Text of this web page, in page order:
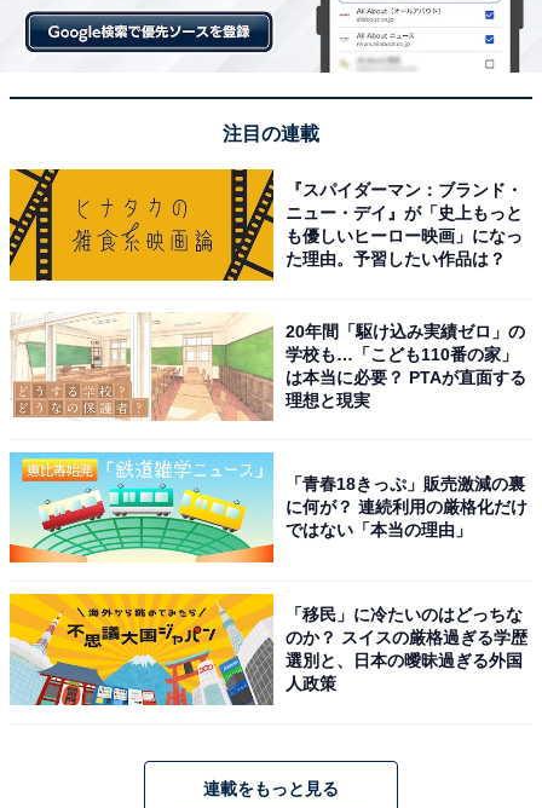
は、2016年10月7日から11月30日にかけて実施され、国
その中から大賞に選ばれたのは、東京都在住の増岡千啓
（ちひろ）さんの作品。「ウミガメの家族」をコンセプ
トに「ハワイの青い海でゆったりとくつろぐホヌ（ウミ
ガメ）の親子」を描いたといい、デザインが発表された
際の会見で、「とても嬉しい。（自分の作品が）ペイン
トされたモデルプレーンを見て徐々に実感が沸いてき
た喜びを語った。また「自分なりのハワイのイメージは
青い空と青い海で毎日が楽しい、まるで“竜宮城”のよう
なところ。ウミガメをモチーフにしようと思った。ハワ
く親子で描いた」とデザインした理由も披露した。
注目の連載
『スパイダーマン：ブランド・
ニュー・デイ』が「史上もっと
も優しいヒーロー映画」になっ
た理由。予習したい作品は？
20年間「駆け込み実績ゼロ」の
学校も…「こども110番の家」
は本当に必要？ PTAが直面する
理想と現実
「青春18きっぷ」販売激減の裏
に何が？ 連続利用の厳格化だけ
ではない「本当の理由」
「移民」に冷たいのはどっちな
のか？ スイスの厳格過ぎる学歴
選別と、日本の曖昧過ぎる外国
人政策
連載をもっと見る